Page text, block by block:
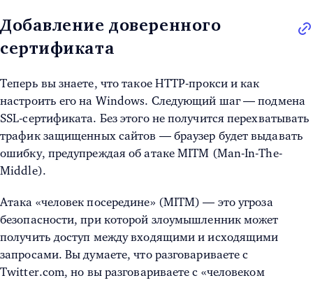
Добавление доверенного
сертификата
Теперь вы знаете, что такое HTTP-прокси и как
настроить его на Windows. Следующий шаг — подмена
SSL-сертификата. Без этого не получится перехватывать
трафик защищенных сайтов — браузер будет выдавать
ошибку, предупреждая об атаке MITM (Man-In-The-
Middle).
Атака «человек посередине» (MITM) — это угроза
безопасности, при которой злоумышленник может
получить доступ между входящими и исходящими
запросами. Вы думаете, что разговариваете с
Twitter.com, но вы разговариваете с «человеком